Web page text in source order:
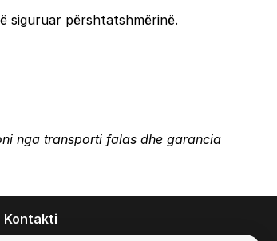
siguruar përshtatshmërinë.
nga transporti falas dhe garancia
Kontakti